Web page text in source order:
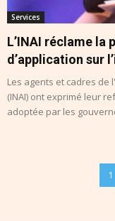
Services
L’INAI réclame
d’application sur
Les agents et cadres
(INAI) ont exprimé leur
adoptée par les
1